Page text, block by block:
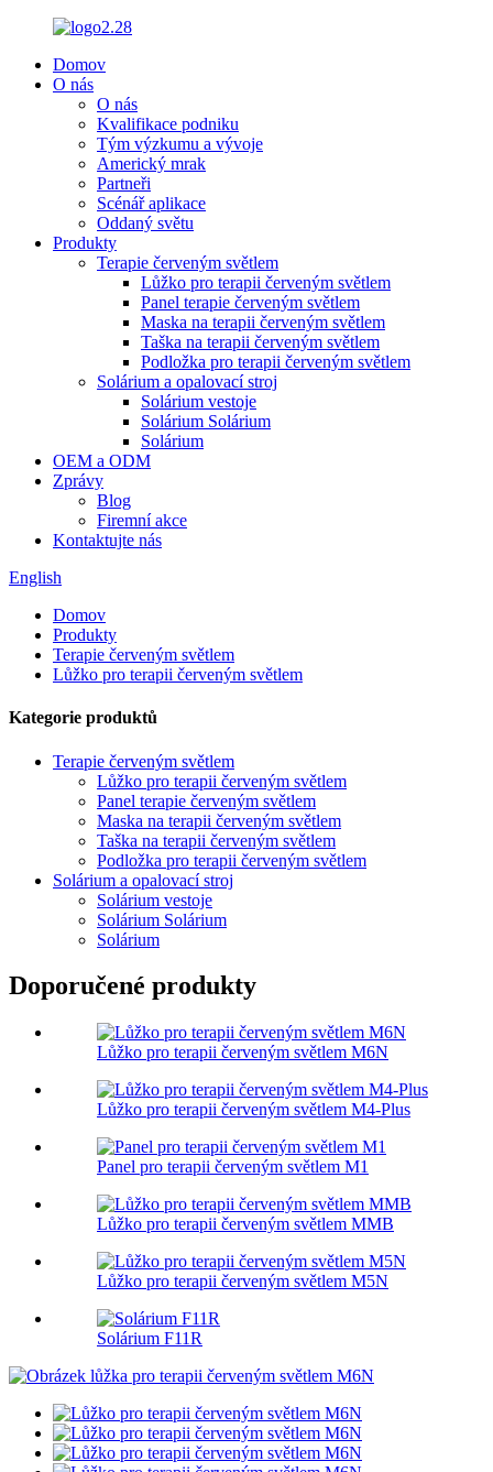
Domov
O nás
O nás
Kvalifikace podniku
Tým výzkumu a vývoje
Americký mrak
Partneři
Scénář aplikace
Oddaný světu
Produkty
Terapie červeným světlem
Lůžko pro terapii červeným světlem
Panel terapie červeným světlem
Maska na terapii červeným světlem
Taška na terapii červeným světlem
Podložka pro terapii červeným světlem
Solárium a opalovací stroj
Solárium vestoje
Solárium Solárium
Solárium
OEM a ODM
Zprávy
Blog
Firemní akce
Kontaktujte nás
English
Domov
Produkty
Terapie červeným světlem
Lůžko pro terapii červeným světlem
Kategorie produktů
Terapie červeným světlem
Lůžko pro terapii červeným světlem
Panel terapie červeným světlem
Maska na terapii červeným světlem
Taška na terapii červeným světlem
Podložka pro terapii červeným světlem
Solárium a opalovací stroj
Solárium vestoje
Solárium Solárium
Solárium
Doporučené produkty
Lůžko pro terapii červeným světlem M6N
Lůžko pro terapii červeným světlem M4-Plus
Panel pro terapii červeným světlem M1
Lůžko pro terapii červeným světlem MMB
Lůžko pro terapii červeným světlem M5N
Solárium F11R